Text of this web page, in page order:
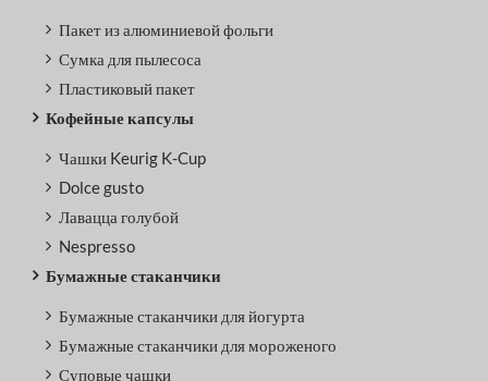
Пакет из алюминиевой фольги
Сумка для пылесоса
Пластиковый пакет
Кофейные капсулы
Чашки Keurig K-Cup
Dolce gusto
Лавацца голубой
Nespresso
Бумажные стаканчики
Бумажные стаканчики для йогурта
Бумажные стаканчики для мороженого
Суповые чашки